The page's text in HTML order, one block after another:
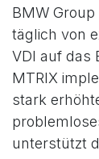
BMW
täglich von
VDI auf das
MTRIX
stark
unterstützt